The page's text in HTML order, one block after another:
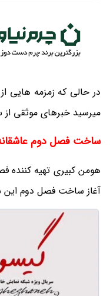
در حالی که زمزمه
میرسید خبرهای موثقی
ساخت فصل دوم
هومن کبیری تهیه کننده
آغاز ساخت فصل دوم این